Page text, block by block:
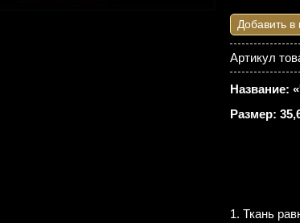
Добавить в
Артикул
Название:
Размер:
1. Ткань